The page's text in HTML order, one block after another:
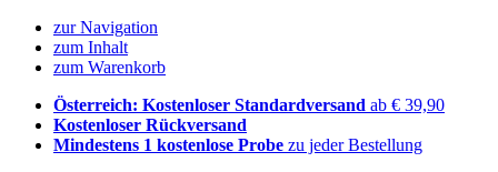
zur Navigation
zum Inhalt
zum Warenkorb
Österreich: Kostenloser Standardversand ab € 39,90
Kostenloser Rückversand
Mindestens 1 kostenlose Probe zu jeder Bestellung